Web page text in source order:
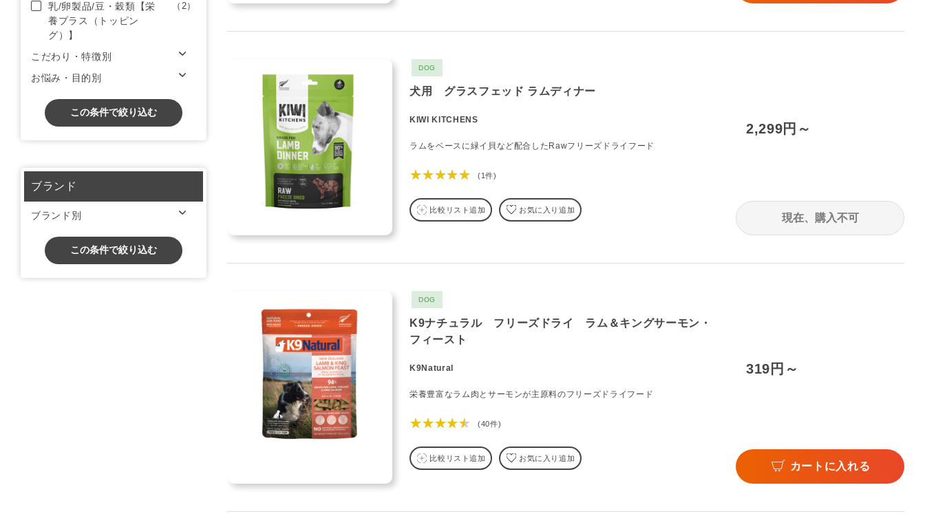
DOG
犬用 グラスフェッド ラムディナー
KIWI KITCHENS
ラムをベースに緑イ貝など配合したRawフリーズドライフード
★★★★★ (1件)
比較リスト追加 お気に入り追加
2,299円～
現在、購入不可
DOG
K9ナチュラル フリーズドライ ラム＆キングサーモン・
フィースト
K9Natural
栄養豊富なラム肉とサーモンが主原料のフリーズドライフード
★★★★★ (40件)
比較リスト追加 お気に入り追加
319円～
カートに入れる
乳/卵製品/豆・穀類【栄
養プラス（トッピン
グ）】
（2）
こだわり・特徴別
お悩み・目的別
この条件で絞り込む
ブランド
ブランド別
この条件で絞り込む